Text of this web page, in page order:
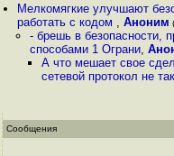
Мелкомягкие улучшают
работать с кодом ,Аноним
- брешь в безопасности,
способами 1 Ограни,
А что мешает свое
сетевой протокол не
Сообщения